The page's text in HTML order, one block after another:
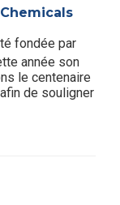
fondée par
année son
le centenaire
de souligner